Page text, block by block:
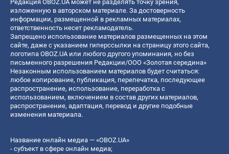
Редакция OBOZ.UA может не разделять точку зрения,
изложенную в авторском материале. За достоверность
информации, размещенной в рекламных материалах,
ответственность несет рекламодатель.
Запрещено использование материалов размещенных на этом
сайте, даже с указанием гиперссылки на страницу этого сайта,
логотипа OBOZ.UA или любого другого упоминания, но без
письменного разрешения Редакции/ООО «Золотая середина»
Незаконным использованием материалов будет считаться:
любое копирование, публикация, перепечатка, последующее
распространение, использование, переработка с
использованием, включением в состав других материалов,
распространение, адаптация, перевод и другие подобные
изменения материала.
Название онлайн медиа — «OBOZ.UA»
- субъект в сфере онлайн медиа;